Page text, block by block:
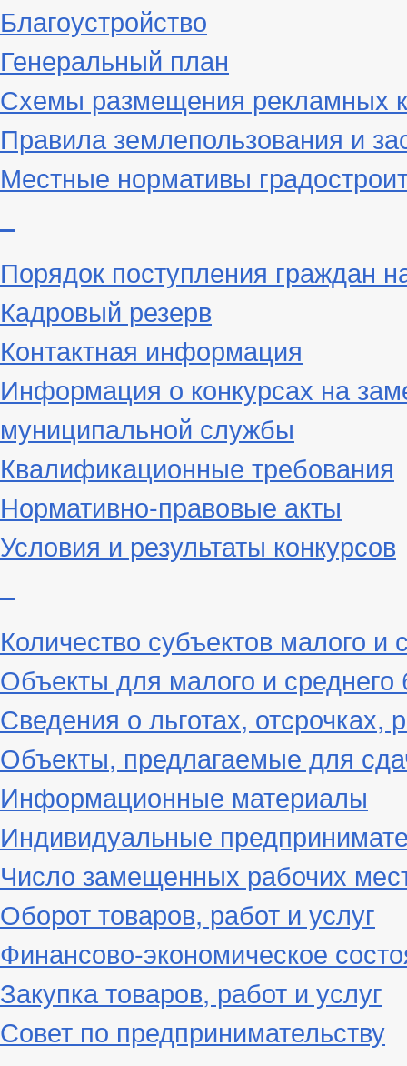
Благоустройство
Генеральный план
Схемы размещения рекламных
Правила землепользования и
Местные нормативы
Порядок поступления граждан
Кадровый резерв
Контактная информация
Информация о конкурсах на
муниципальной службы
Квалификационные требования
Нормативно-правовые акты
Условия и результаты конкурсов
Количество субъектов малого и
Объекты для малого и среднего
Сведения о льготах, отсрочках,
Объекты, предлагаемые для
Информационные материалы
Индивидуальные
Число замещенных рабочих
Оборот товаров, работ и услуг
Финансово-экономическое
Закупка товаров, работ и услуг
Совет по предпринимательству